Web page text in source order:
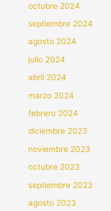
octubre 2024
septiembre 2024
agosto 2024
julio 2024
abril 2024
marzo 2024
febrero 2024
diciembre 2023
noviembre 2023
octubre 2023
septiembre 2023
agosto 2023